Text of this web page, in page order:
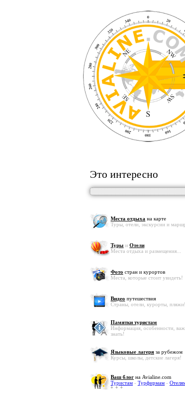
Это интересно
Места отдыха на карте
Туры, отели, экскурсии и
Туры и Отели
Места отдыха и размещения...
Фото стран и курортов
Места, которые стоит увидеть!
Видео путешествия
Страны, отели, курорты, пляжи!
Памятки туристам
Информация, особенности,
знать!
Языковые лагеря за рубежом
Курсы, школы, детские лагеря!
Ваш блог на Avialine.com
Туристам - Турфирмам -